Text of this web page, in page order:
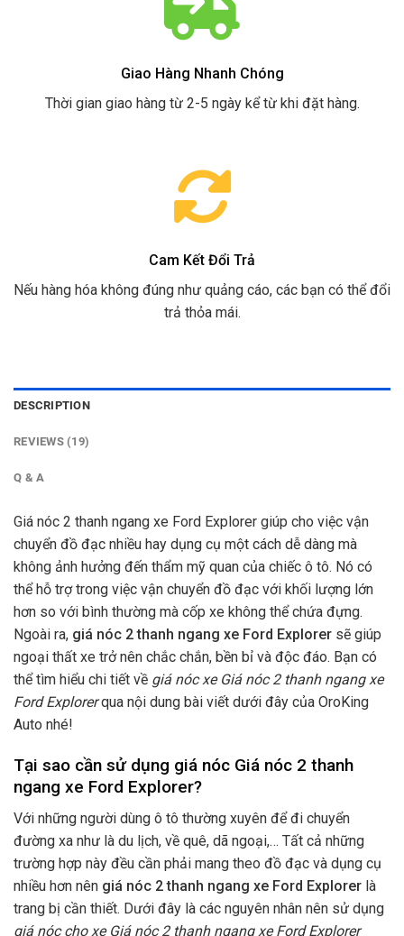
Giao Hàng Nhanh Chóng
Thời gian giao hàng từ 2-5 ngày kể từ khi đặt hàng.
Cam Kết Đổi Trả
Nếu hàng hóa không đúng như quảng cáo, các bạn có thể đổi
trả thỏa mái.
DESCRIPTION
REVIEWS (19)
Q & A
Giá nóc 2 thanh ngang xe Ford Explorer giúp cho việc vận
chuyển đồ đạc nhiều hay dụng cụ một cách dễ dàng mà
không ảnh hưởng đến thẩm mỹ quan của chiếc ô tô. Nó có
thể hỗ trợ trong việc vận chuyển đồ đạc với khối lượng lớn
hơn so với bình thường mà cốp xe không thể chứa đựng.
Ngoài ra, giá nóc 2 thanh ngang xe Ford Explorer sẽ giúp
ngoại thất xe trở nên chắc chắn, bền bỉ và độc đáo. Bạn có
thể tìm hiểu chi tiết về giá nóc xe Giá nóc 2 thanh ngang xe
Ford Explorer qua nội dung bài viết dưới đây của OroKing
Auto nhé!
Tại sao cần sử dụng giá nóc Giá nóc 2 thanh
ngang xe Ford Explorer?
Với những người dùng ô tô thường xuyên để đi chuyển
đường xa như là du lịch, về quê, dã ngoại,… Tất cả những
trường hợp này đều cần phải mang theo đồ đạc và dụng cụ
nhiều hơn nên giá nóc 2 thanh ngang xe Ford Explorer là
trang bị cần thiết. Dưới đây là các nguyên nhân nên sử dụng
giá nóc cho xe Giá nóc 2 thanh ngang xe Ford Explorer